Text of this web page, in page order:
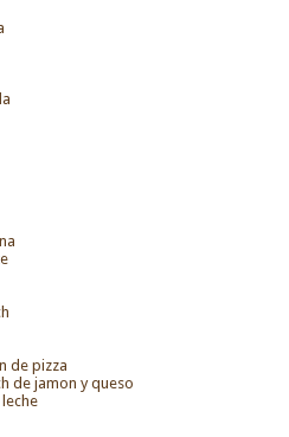
de pizza
de jamon y queso